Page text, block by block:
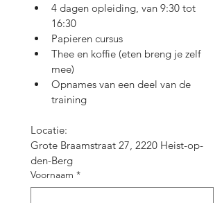
4 dagen opleiding, van 9:30 tot
16:30
Papieren cursus
Thee en koffie (eten breng je zelf
mee)
Opnames van een deel van de
training
Locatie:
Grote Braamstraat 27, 2220 Heist-op-
den-Berg
Voornaam *